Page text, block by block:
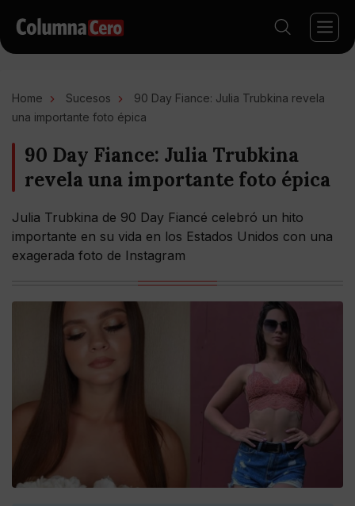
Home Sucesos
90 Day Fiance: Julia Trubkina revela
una importante foto épica
90 Day Fiance: Julia Trubkina
revela una importante foto épica
Julia Trubkina de 90 Day Fiancé celebró un hito
importante en su vida en los Estados Unidos con una
exagerada foto de Instagram